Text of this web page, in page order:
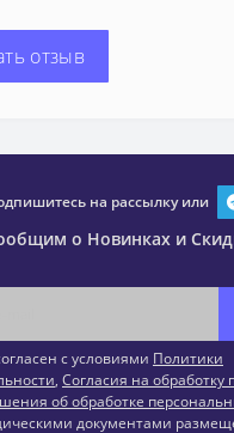
отзыв
на рассылку или
о Новинках и
с условиями Политики
, Согласия на обработку
об обработке
документами